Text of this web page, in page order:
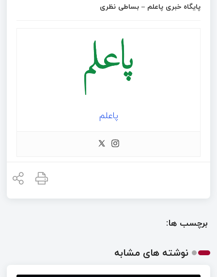
پایگاه خبری پاعلم – بساطی نظری
پاعلم
برچسب ها:
نوشته های مشابه